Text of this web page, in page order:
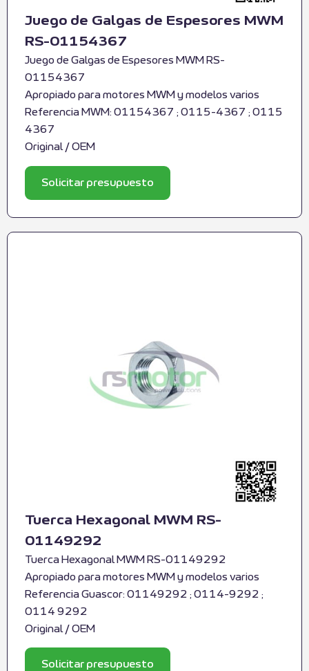
Juego de Galgas de Espesores MWM
RS-01154367
Juego de Galgas de Espesores MWM RS-
01154367
Apropiado para motores MWM y modelos varios
Referencia MWM: 01154367 ; 0115-4367 ; 0115
4367
Original / OEM
Solicitar presupuesto
Tuerca Hexagonal MWM RS-
01149292
Tuerca Hexagonal MWM RS-01149292
Apropiado para motores MWM y modelos varios
Referencia Guascor: 01149292 ; 0114-9292 ;
0114 9292
Original / OEM
Solicitar presupuesto